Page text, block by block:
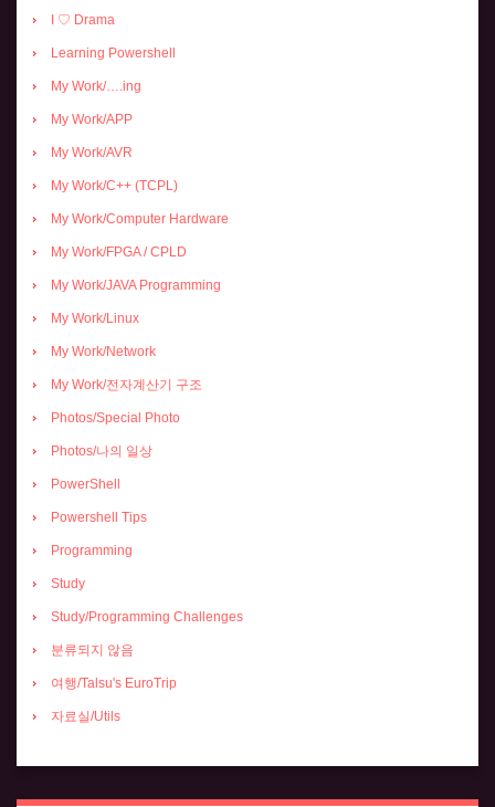
I ♡ Drama
Learning Powershell
My Work/….ing
My Work/APP
My Work/AVR
My Work/C++ (TCPL)
My Work/Computer Hardware
My Work/FPGA / CPLD
My Work/JAVA Programming
My Work/Linux
My Work/Network
My Work/전자계산기 구조
Photos/Special Photo
Photos/나의 일상
PowerShell
Powershell Tips
Programming
Study
Study/Programming Challenges
분류되지 않음
여행/Talsu's EuroTrip
자료실/Utils